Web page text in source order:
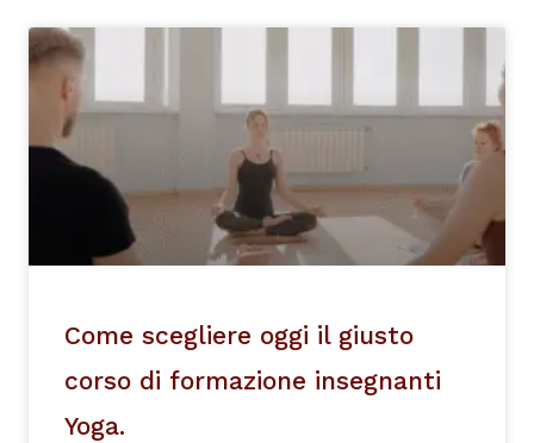
Come scegliere oggi il giusto
corso di formazione insegnanti
Yoga.